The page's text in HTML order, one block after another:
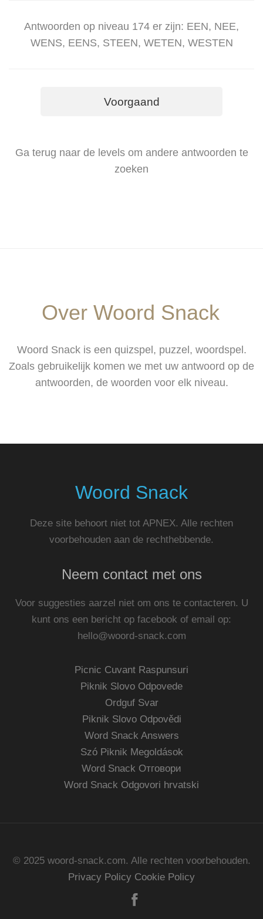
Antwoorden op niveau 174 er zijn: EEN, NEE,
WENS, EENS, STEEN, WETEN, WESTEN
Voorgaand
Ga terug naar de levels om andere antwoorden te
zoeken
Over Woord Snack
Woord Snack is een quizspel, puzzel, woordspel.
Zoals gebruikelijk komen we met uw antwoord op de
antwoorden, de woorden voor elk niveau.
Woord Snack
Deze site behoort niet tot APNEX. Alle rechten
voorbehouden aan de rechthebbende.
Neem contact met ons
Voor suggesties aarzel niet om ons te contacteren. U
kunt ons een bericht op facebook of email op:
hello@woord-snack.com
Picnic Cuvant Raspunsuri
Piknik Slovo Odpovede
Ordguf Svar
Piknik Slovo Odpovědi
Word Snack Answers
Szó Piknik Megoldások
Word Snack Отговори
Word Snack Odgovori hrvatski
© 2025 woord-snack.com. Alle rechten voorbehouden.
Privacy Policy Cookie Policy